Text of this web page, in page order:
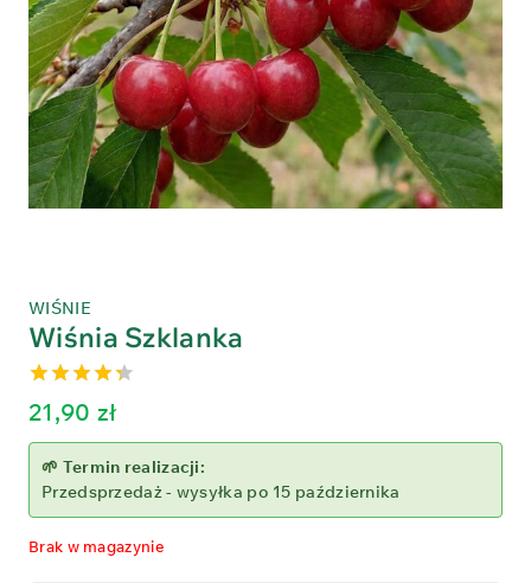
WIŚNIE
Wiśnia Szklanka
4.33out
of 5
21,90 zł
🌱 Termin realizacji:
Przedsprzedaż - wysyłka po 15 października
Brak w magazynie